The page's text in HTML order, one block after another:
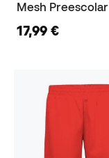
Mesh Preescolar
17,99 €